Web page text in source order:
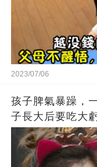
2023/07/06
孩子脾氣暴躁，
子長大后要吃大